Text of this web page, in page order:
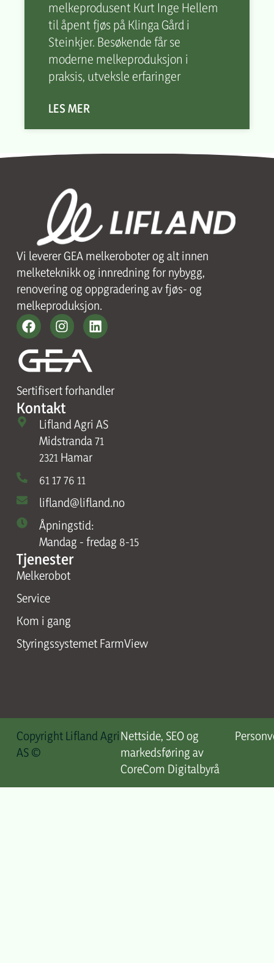
melkeprodusent Kurt Inge Hellem
til åpent fjøs på Klinga Gård i
Steinkjer. Besøkende får se
moderne melkeproduksjon i
praksis, utveksle erfaringer
LES MER
Vi leverer GEA melkeroboter og alt innen
melketeknikk og innredning for nybygg,
renovering og oppgradering av fjøs- og
melkeproduksjon.
Sertifisert forhandler
Kontakt
Lifland Agri AS
Midstranda 71
2321 Hamar
61 17 76 11
lifland@lifland.no
Åpningstid:
Mandag - fredag 8-15
Tjenester
Melkerobot
Service
Kom i gang
Styringssystemet FarmView
Copyright Lifland Agri
AS ©
Nettside, SEO og
markedsføring av
CoreCom Digitalbyrå